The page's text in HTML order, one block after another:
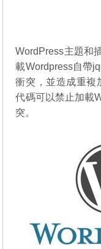
WordPress主題和
載Wordpress自帶
衝突，並造成重複
代碼可以禁止加載
突。